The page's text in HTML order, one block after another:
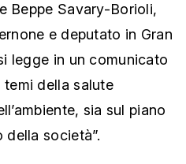
Beppe Savary-Borioli,
e deputato in Gran
legge in un comunicato
della salute
sia sul piano
della società”.